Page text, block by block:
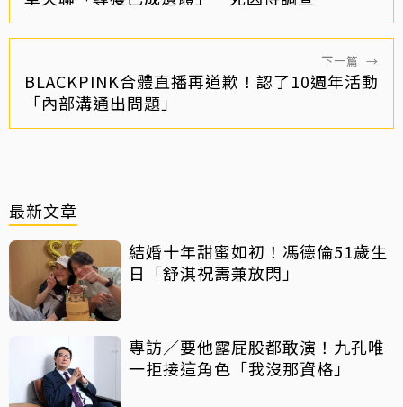
下一篇 →
BLACKPINK合體直播再道歉！認了10週年活動
「內部溝通出問題」
最新文章
結婚十年甜蜜如初！馮德倫51歲生
日「舒淇祝壽兼放閃」
專訪／要他露屁股都敢演！九孔唯
一拒接這角色「我沒那資格」